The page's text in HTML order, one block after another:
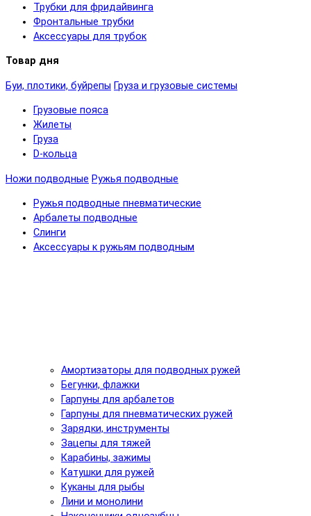
Трубки для фридайвинга
Фронтальные трубки
Аксессуары для трубок
Товар дня
Буи, плотики, буйрепы Груза и грузовые системы
Грузовые пояса
Жилеты
Груза
D-кольца
Ножи подводные Ружья подводные
Ружья подводные пневматические
Арбалеты подводные
Слинги
Аксессуары к ружьям подводным
Амортизаторы для подводных ружей
Бегунки, флажки
Гарпуны для арбалетов
Гарпуны для пневматических ружей
Зарядки, инструменты
Зацепы для тяжей
Карабины, зажимы
Катушки для ружей
Куканы для рыбы
Лини и монолини